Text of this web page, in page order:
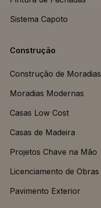
Sistema Capoto
Construção
Construção de Moradias
Moradias Modernas
Casas Low Cost
Casas de Madeira
Projetos Chave na Mão
Licenciamento de Obras
Pavimento Exterior